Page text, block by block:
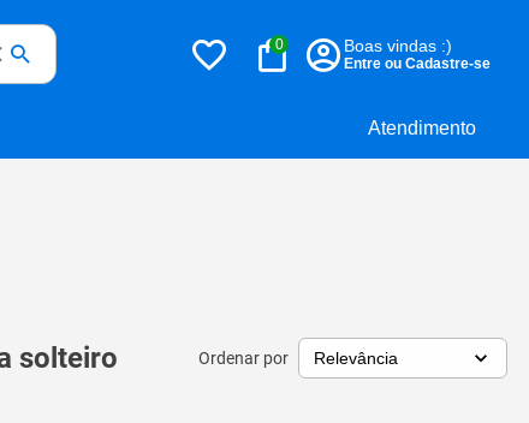
Atendimento
0 Boas vindas :)
Entre ou Cadastre-se
solteiro Ordenar por